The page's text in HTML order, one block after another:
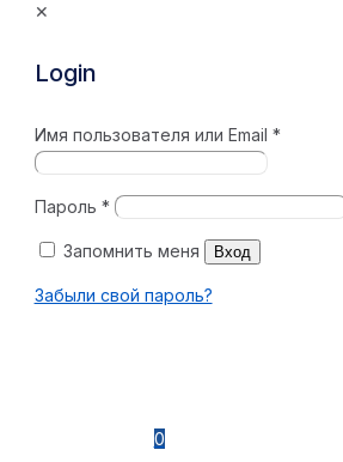
✕
Login
Имя пользователя или Email *
Пароль *
Запомнить меня Вход
Забыли свой пароль?
0